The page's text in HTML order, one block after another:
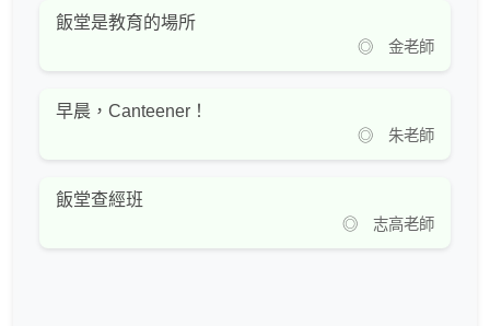
飯堂是教育的場所
◎ 金老師
早晨，Canteener！
◎ 朱老師
飯堂查經班
◎ 志高老師